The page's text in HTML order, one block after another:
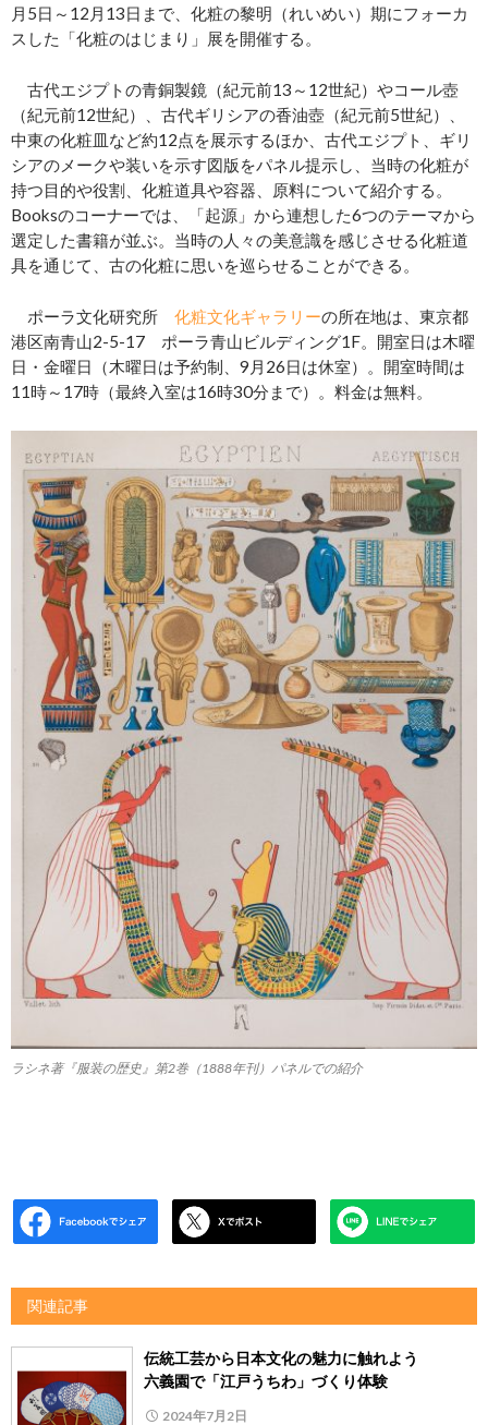
月5日～12月13日まで、化粧の黎明（れいめい）期にフォーカ
スした「化粧のはじまり」展を開催する。
古代エジプトの青銅製鏡（紀元前13～12世紀）やコール壺
（紀元前12世紀）、古代ギリシアの香油壺（紀元前5世紀）、
中東の化粧皿など約12点を展示するほか、古代エジプト、ギリ
シアのメークや装いを示す図版をパネル提示し、当時の化粧が
持つ目的や役割、化粧道具や容器、原料について紹介する。
Booksのコーナーでは、「起源」から連想した6つのテーマから
選定した書籍が並ぶ。当時の人々の美意識を感じさせる化粧道
具を通じて、古の化粧に思いを巡らせることができる。
ポーラ文化研究所 化粧文化ギャラリーの所在地は、東京都
港区南青山2-5-17 ポーラ青山ビルディング1F。開室日は木曜
日・金曜日（木曜日は予約制、9月26日は休室）。開室時間は
11時～17時（最終入室は16時30分まで）。料金は無料。
ラシネ著『服装の歴史』第2巻（1888年刊）パネルでの紹介
関連記事
伝統工芸から日本文化の魅力に触れよう
六義園で「江戸うちわ」づくり体験
2024年7月2日